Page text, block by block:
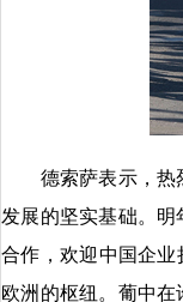
德索萨表示，热烈
发展的坚实基础。
合作，欢迎中国企
欧洲的枢纽。葡中